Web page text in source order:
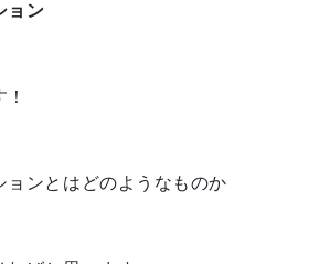
ョン
ョンとはどのようなものか